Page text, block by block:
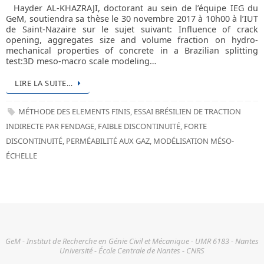
Hayder AL-KHAZRAJI, doctorant au sein de l’équipe IEG du
GeM, soutiendra sa thèse le 30 novembre 2017 à 10h00 à l’IUT
de Saint-Nazaire sur le sujet suivant: Influence of crack
opening, aggregates size and volume fraction on hydro-
mechanical properties of concrete in a Brazilian splitting
test:3D meso-macro scale modeling…
LIRE LA SUITE…
MÉTHODE DES ELEMENTS FINIS, ESSAI BRÉSILIEN DE TRACTION
INDIRECTE PAR FENDAGE, FAIBLE DISCONTINUITÉ, FORTE
DISCONTINUITÉ, PERMÉABILITÉ AUX GAZ, MODÉLISATION MÉSO-
ÉCHELLE
GeM - Institut de Recherche en Génie Civil et Mécanique - UMR 6183 - Nantes
Université - École Centrale de Nantes - CNRS